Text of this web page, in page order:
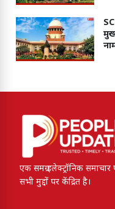
एक समग्र इलेक्ट्रॉनिक
सभी मुद्दों पर केंद्रित है।